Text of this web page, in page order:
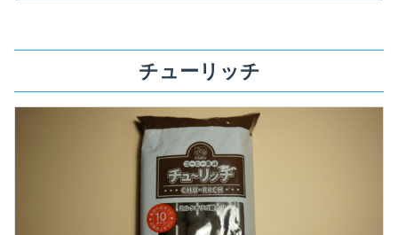
チューリッチ